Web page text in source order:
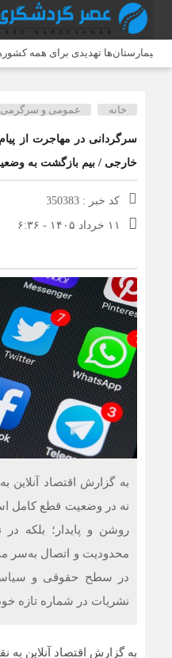
بیمارستان‌ها تهدیدی برای همه
خانه عمومی و سرگرمی
سرگردانی در مهاجرت از
خارجی / بیم بازگشت به
کد خبر : 350383
۱۱ خرداد ۱۴۰۵ - ۶:۳۶
به گزارش اقتصاد آنلاین
نه در وضعیت قطع کامل
روشن و پایدار؛ بلکه
محدودیت و اتصال به‌سر
در سطح حقوقی و
نشریات در شماره تازه
به گزارش اقتصاد آنلاین به